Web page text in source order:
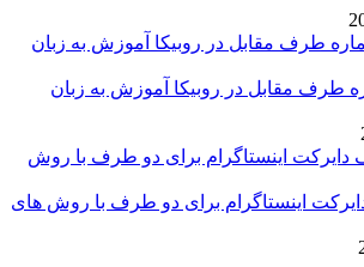
طرف مقابل در روبیکا آموزش به زبان
اینستاگرام برای دو طرف با روش های